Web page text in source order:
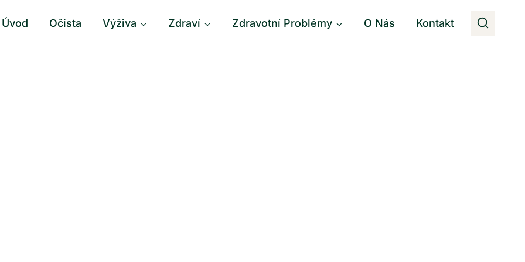
Úvod Očista Výživa Zdraví Zdravotní Problémy O Nás Kontakt